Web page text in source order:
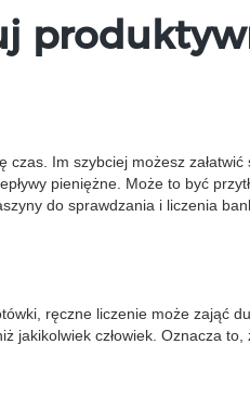
czas. Im szybciej możesz
pieniężne. Może to być
do sprawdzania i liczenia
ręczne liczenie może zająć
jakikolwiek człowiek. Oznacza